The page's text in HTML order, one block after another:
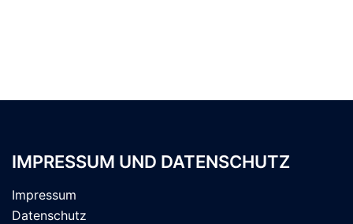
IMPRESSUM UND DATENSCHUTZ
Impressum
Datenschutz